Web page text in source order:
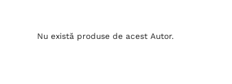
Nu există produse de acest Autor.